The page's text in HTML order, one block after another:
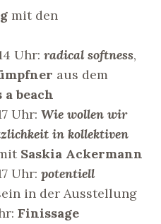
mit den
Uhr:radical softness,
aus dem
a beach
Uhr:Wie wollen wir
in kollektiven
Saskia Ackermann
Uhr:potentiell
in der Ausstellung
Finissage